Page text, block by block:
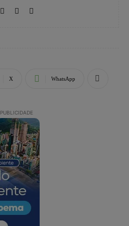
X WhatsApp
PUBLICIDADE